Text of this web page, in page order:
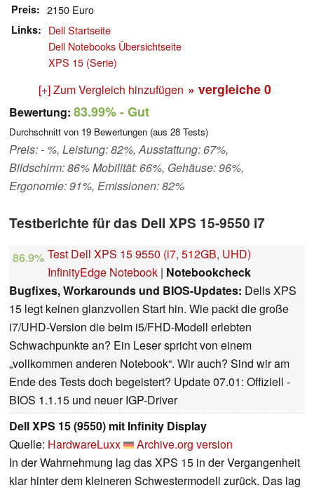
Preis 2150 Euro
Links
Dell Startseite
Dell Notebooks Übersichtseite
XPS 15 (Serie)
[+] Zum Vergleich hinzufügen » vergleiche 0
Bewertung: 83.99%- Gut
Durchschnitt von 19 Bewertungen (aus 28 Tests)
Preis: - %, Leistung: 82%, Ausstattung: 67%,
Bildschirm: 86% Mobilität: 66%, Gehäuse: 96%,
Ergonomie: 91%, Emissionen: 82%
Testberichte für das Dell XPS 15-9550 i7
86.9% Test Dell XPS 15 9550 (i7, 512GB, UHD)
InfinityEdge Notebook | Notebookcheck
Bugfixes, Workarounds und BIOS-Updates: Dells XPS
15 legt keinen glanzvollen Start hin. Wie packt die große
i7/UHD-Version die beim i5/FHD-Modell erlebten
Schwachpunkte an? Ein Leser spricht von einem
„vollkommen anderen Notebook“. Wir auch? Sind wir am
Ende des Tests doch begeistert? Update 07.01: Offiziell -
BIOS 1.1.15 und neuer IGP-Driver
Dell XPS 15 (9550) mit Infinity Display
Quelle: HardwareLuxx
Archive.org version
In der Wahrnehmung lag das XPS 15 in der Vergangenheit
klar hinter dem kleineren Schwestermodell zurück. Das lag